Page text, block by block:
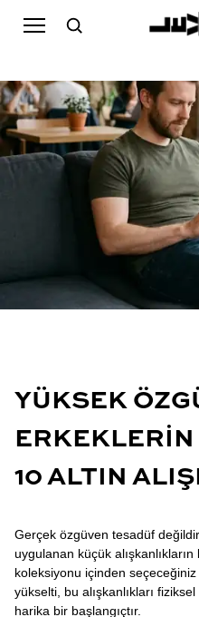
YÜKSEK
ERKEKLERIN
10 ALTIN
Gerçek özgüven tesadüf
uygulanan küçük
koleksiyonu içinden seçeceğiniz
yükselti, bu alışkanlıkları
harika bir başlangıçtır.